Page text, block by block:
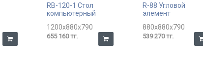
RB-120-1 Стол
компьютерный
1200x880x790
655 160 тг.
R-88 Угловой
элемент
880x880x790
539 270 тг.